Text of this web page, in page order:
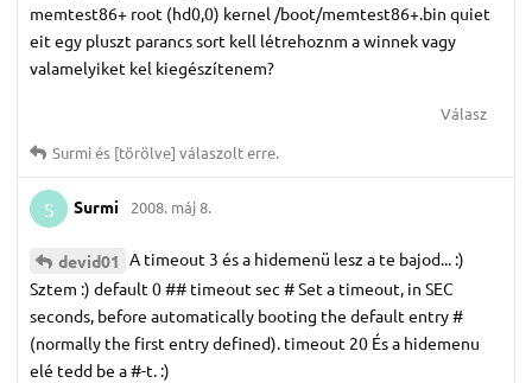
memtest86+ root (hd0,0) kernel /boot/memtest86+.bin quiet
eit egy pluszt parancs sort kell létrehoznm a winnek vagy
valamelyiket kel kiegészítenem?
Válasz
Surmiés [törölve] válaszolt erre.
S Surmi 2008. máj 8.
devid01 A timeout 3 és a hidemenü lesz a te bajod... :)
Sztem :) default 0 ## timeout sec # Set a timeout, in SEC
seconds, before automatically booting the default entry #
(normally the first entry defined). timeout 20 És a hidemenu
elé tedd be a #-t. :)